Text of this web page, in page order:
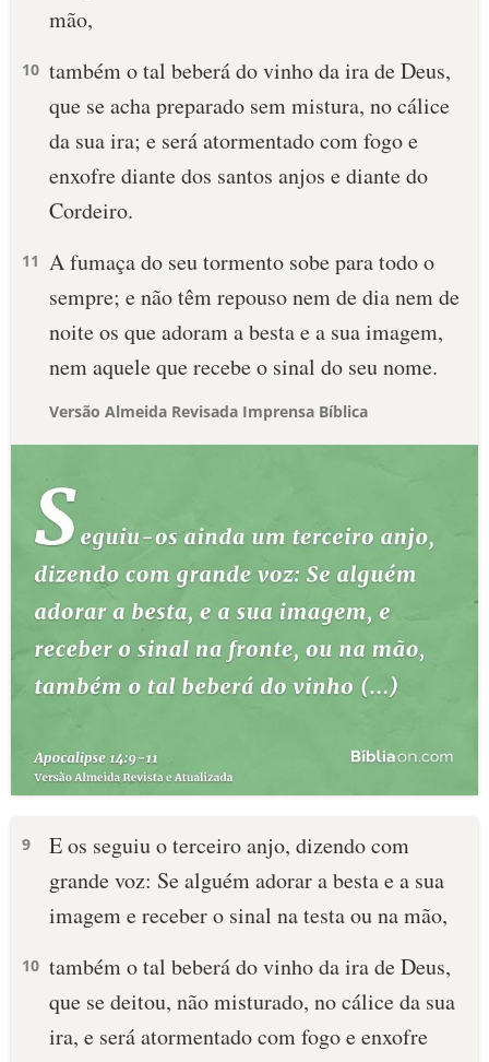
mão,
10 também o tal beberá do vinho da ira de Deus,
que se acha preparado sem mistura, no cálice
da sua ira; e será atormentado com fogo e
enxofre diante dos santos anjos e diante do
Cordeiro.
11 A fumaça do seu tormento sobe para todo o
sempre; e não têm repouso nem de dia nem de
noite os que adoram a besta e a sua imagem,
nem aquele que recebe o sinal do seu nome.
Versão Almeida Revisada Imprensa Bíblica
9
E os seguiu o terceiro anjo, dizendo com
grande voz: Se alguém adorar a besta e a sua
imagem e receber o sinal na testa ou na mão,
10 também o tal beberá do vinho da ira de Deus,
que se deitou, não misturado, no cálice da sua
ira, e será atormentado com fogo e enxofre